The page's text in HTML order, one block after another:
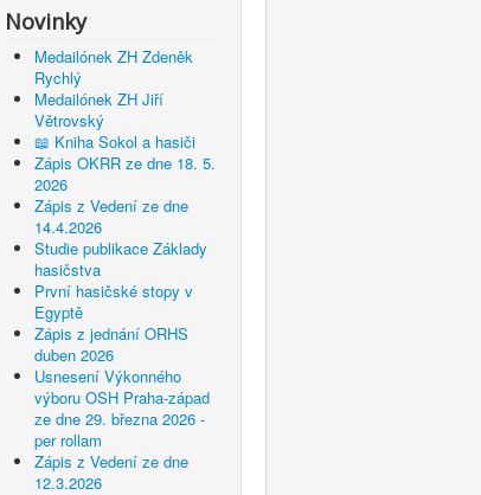
Novinky
Medailónek ZH Zdeněk
Rychlý
Medailónek ZH Jiří
Větrovský
📖 Kniha Sokol a hasiči
Zápis OKRR ze dne 18. 5.
2026
Zápis z Vedení ze dne
14.4.2026
Studie publikace Základy
hasičstva
První hasičské stopy v
Egyptě
Zápis z jednání ORHS
duben 2026
Usnesení Výkonného
výboru OSH Praha-západ
ze dne 29. března 2026 -
per rollam
Zápis z Vedení ze dne
12.3.2026